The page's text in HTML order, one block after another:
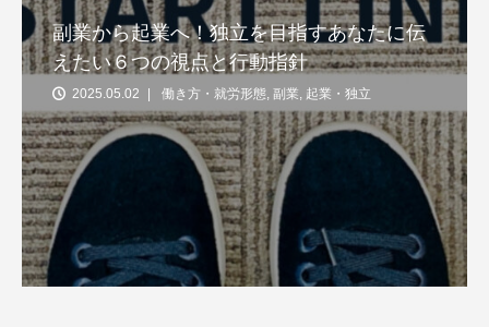
副業から起業へ！独立を目指すあなたに伝
えたい６つの視点と行動指針
2025.05.02 働き方・就労形態, 副業, 起業・独立